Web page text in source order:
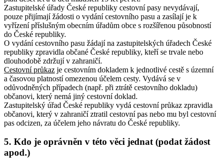
Zastupitelské úřady České republiky cestovní pasy nevydávají,
pouze přijímají žádosti o vydání cestovního pasu a zasílají je k
vyřízení příslušným obecním úřadům obce s rozšířenou působností
do České republiky.
O vydání cestovního pasu žádají na zastupitelských úřadech České
republiky zpravidla občané České republiky, kteří se trvale nebo
dlouhodobě zdržují v zahraničí.
Cestovní průkaz je cestovním dokladem k jednotlivé cestě s územní
a časovou platností omezenou účelem cesty. Vydává se v
odůvodněných případech (např. při ztrátě cestovního dokladu)
občanovi, který nemá jiný cestovní doklad.
Zastupitelský úřad České republiky vydá cestovní průkaz zpravidla
občanovi, který v zahraničí ztratil cestovní pas nebo mu byl cestovní
pas odcizen, za účelem jeho návratu do České republiky.
5. Kdo je oprávněn v této věci jednat (podat žádost
apod.)